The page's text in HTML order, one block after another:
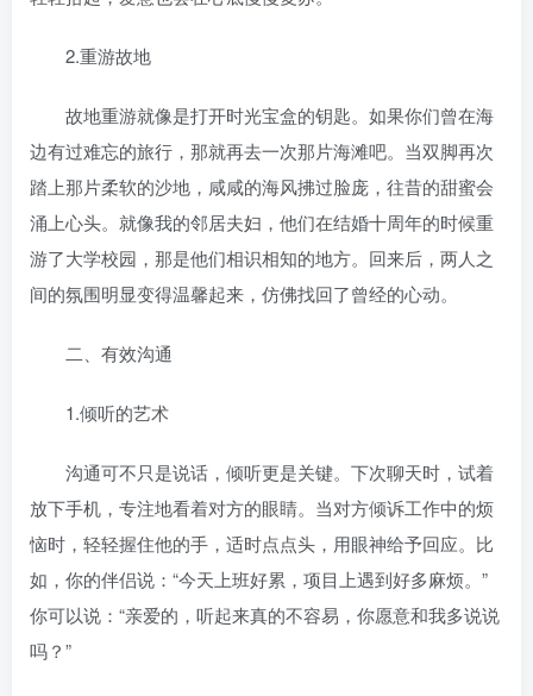
2.重游故地
故地重游就像是打开时光宝盒的钥匙。如果你们曾在海
边有过难忘的旅行，那就再去一次那片海滩吧。当双脚再次
踏上那片柔软的沙地，咸咸的海风拂过脸庞，往昔的甜蜜会
涌上心头。就像我的邻居夫妇，他们在结婚十周年的时候重
游了大学校园，那是他们相识相知的地方。回来后，两人之
间的氛围明显变得温馨起来，仿佛找回了曾经的心动。
二、有效沟通
1.倾听的艺术
沟通可不只是说话，倾听更是关键。下次聊天时，试着
放下手机，专注地看着对方的眼睛。当对方倾诉工作中的烦
恼时，轻轻握住他的手，适时点点头，用眼神给予回应。比
如，你的伴侣说：“今天上班好累，项目上遇到好多麻烦。”
你可以说：“亲爱的，听起来真的不容易，你愿意和我多说说
吗？”